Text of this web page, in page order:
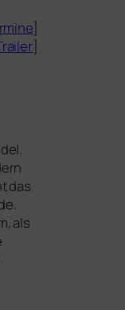
]
]
das
als